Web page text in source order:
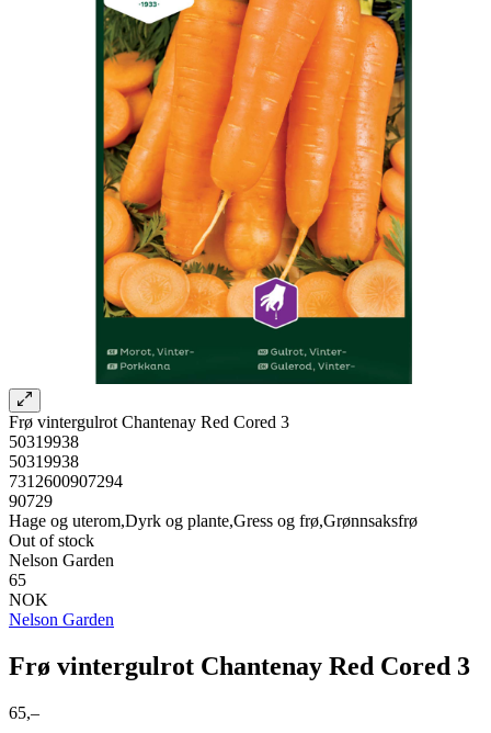
Frø vintergulrot Chantenay Red Cored 3
50319938
50319938
7312600907294
90729
Hage og uterom,Dyrk og plante,Gress og frø,Grønnsaksfrø
Out of stock
Nelson Garden
65
NOK
Nelson Garden
Frø vintergulrot Chantenay Red Cored 3
65,–